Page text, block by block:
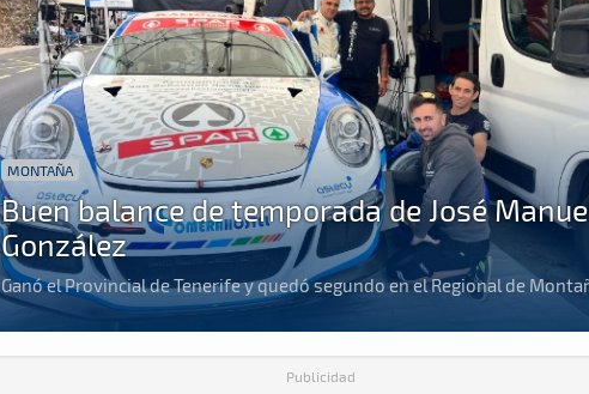
MONTAÑA
Buen balance de temporada de José
González
Ganó el Provincial de Tenerife y quedó segundo en el Regional de
Publicidad